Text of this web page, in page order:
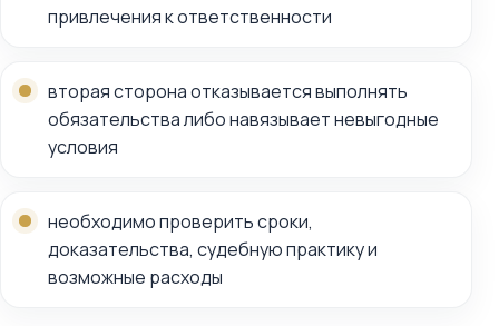
привлечения к ответственности
вторая сторона отказывается выполнять
обязательства либо навязывает невыгодные
условия
необходимо проверить сроки,
доказательства, судебную практику и
возможные расходы